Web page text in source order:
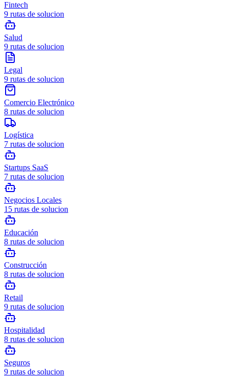
Fintech
9 rutas de solucion
Salud
9 rutas de solucion
Legal
9 rutas de solucion
Comercio Electrónico
8 rutas de solucion
Logística
7 rutas de solucion
Startups SaaS
7 rutas de solucion
Negocios Locales
15 rutas de solucion
Educación
8 rutas de solucion
Construcción
8 rutas de solucion
Retail
9 rutas de solucion
Hospitalidad
8 rutas de solucion
Seguros
9 rutas de solucion